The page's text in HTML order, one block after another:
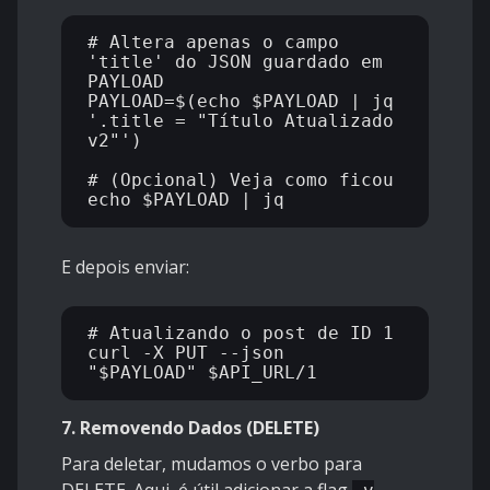
# Altera apenas o campo
'title' do JSON guardado em
PAYLOAD
PAYLOAD=$(echo $PAYLOAD | jq
'.title = "Título Atualizado
v2"')
# (Opcional) Veja como ficou
E depois enviar:
# Atualizando o post de ID 1
curl -X PUT --json
7. Removendo Dados (DELETE)
Para deletar, mudamos o verbo para